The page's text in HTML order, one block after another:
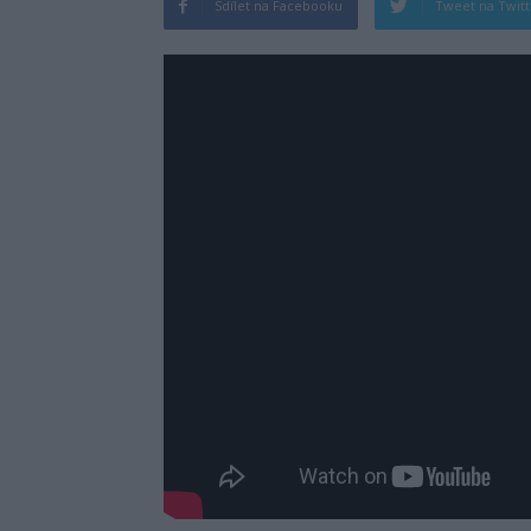
Sdílet na Facebooku Tweet na